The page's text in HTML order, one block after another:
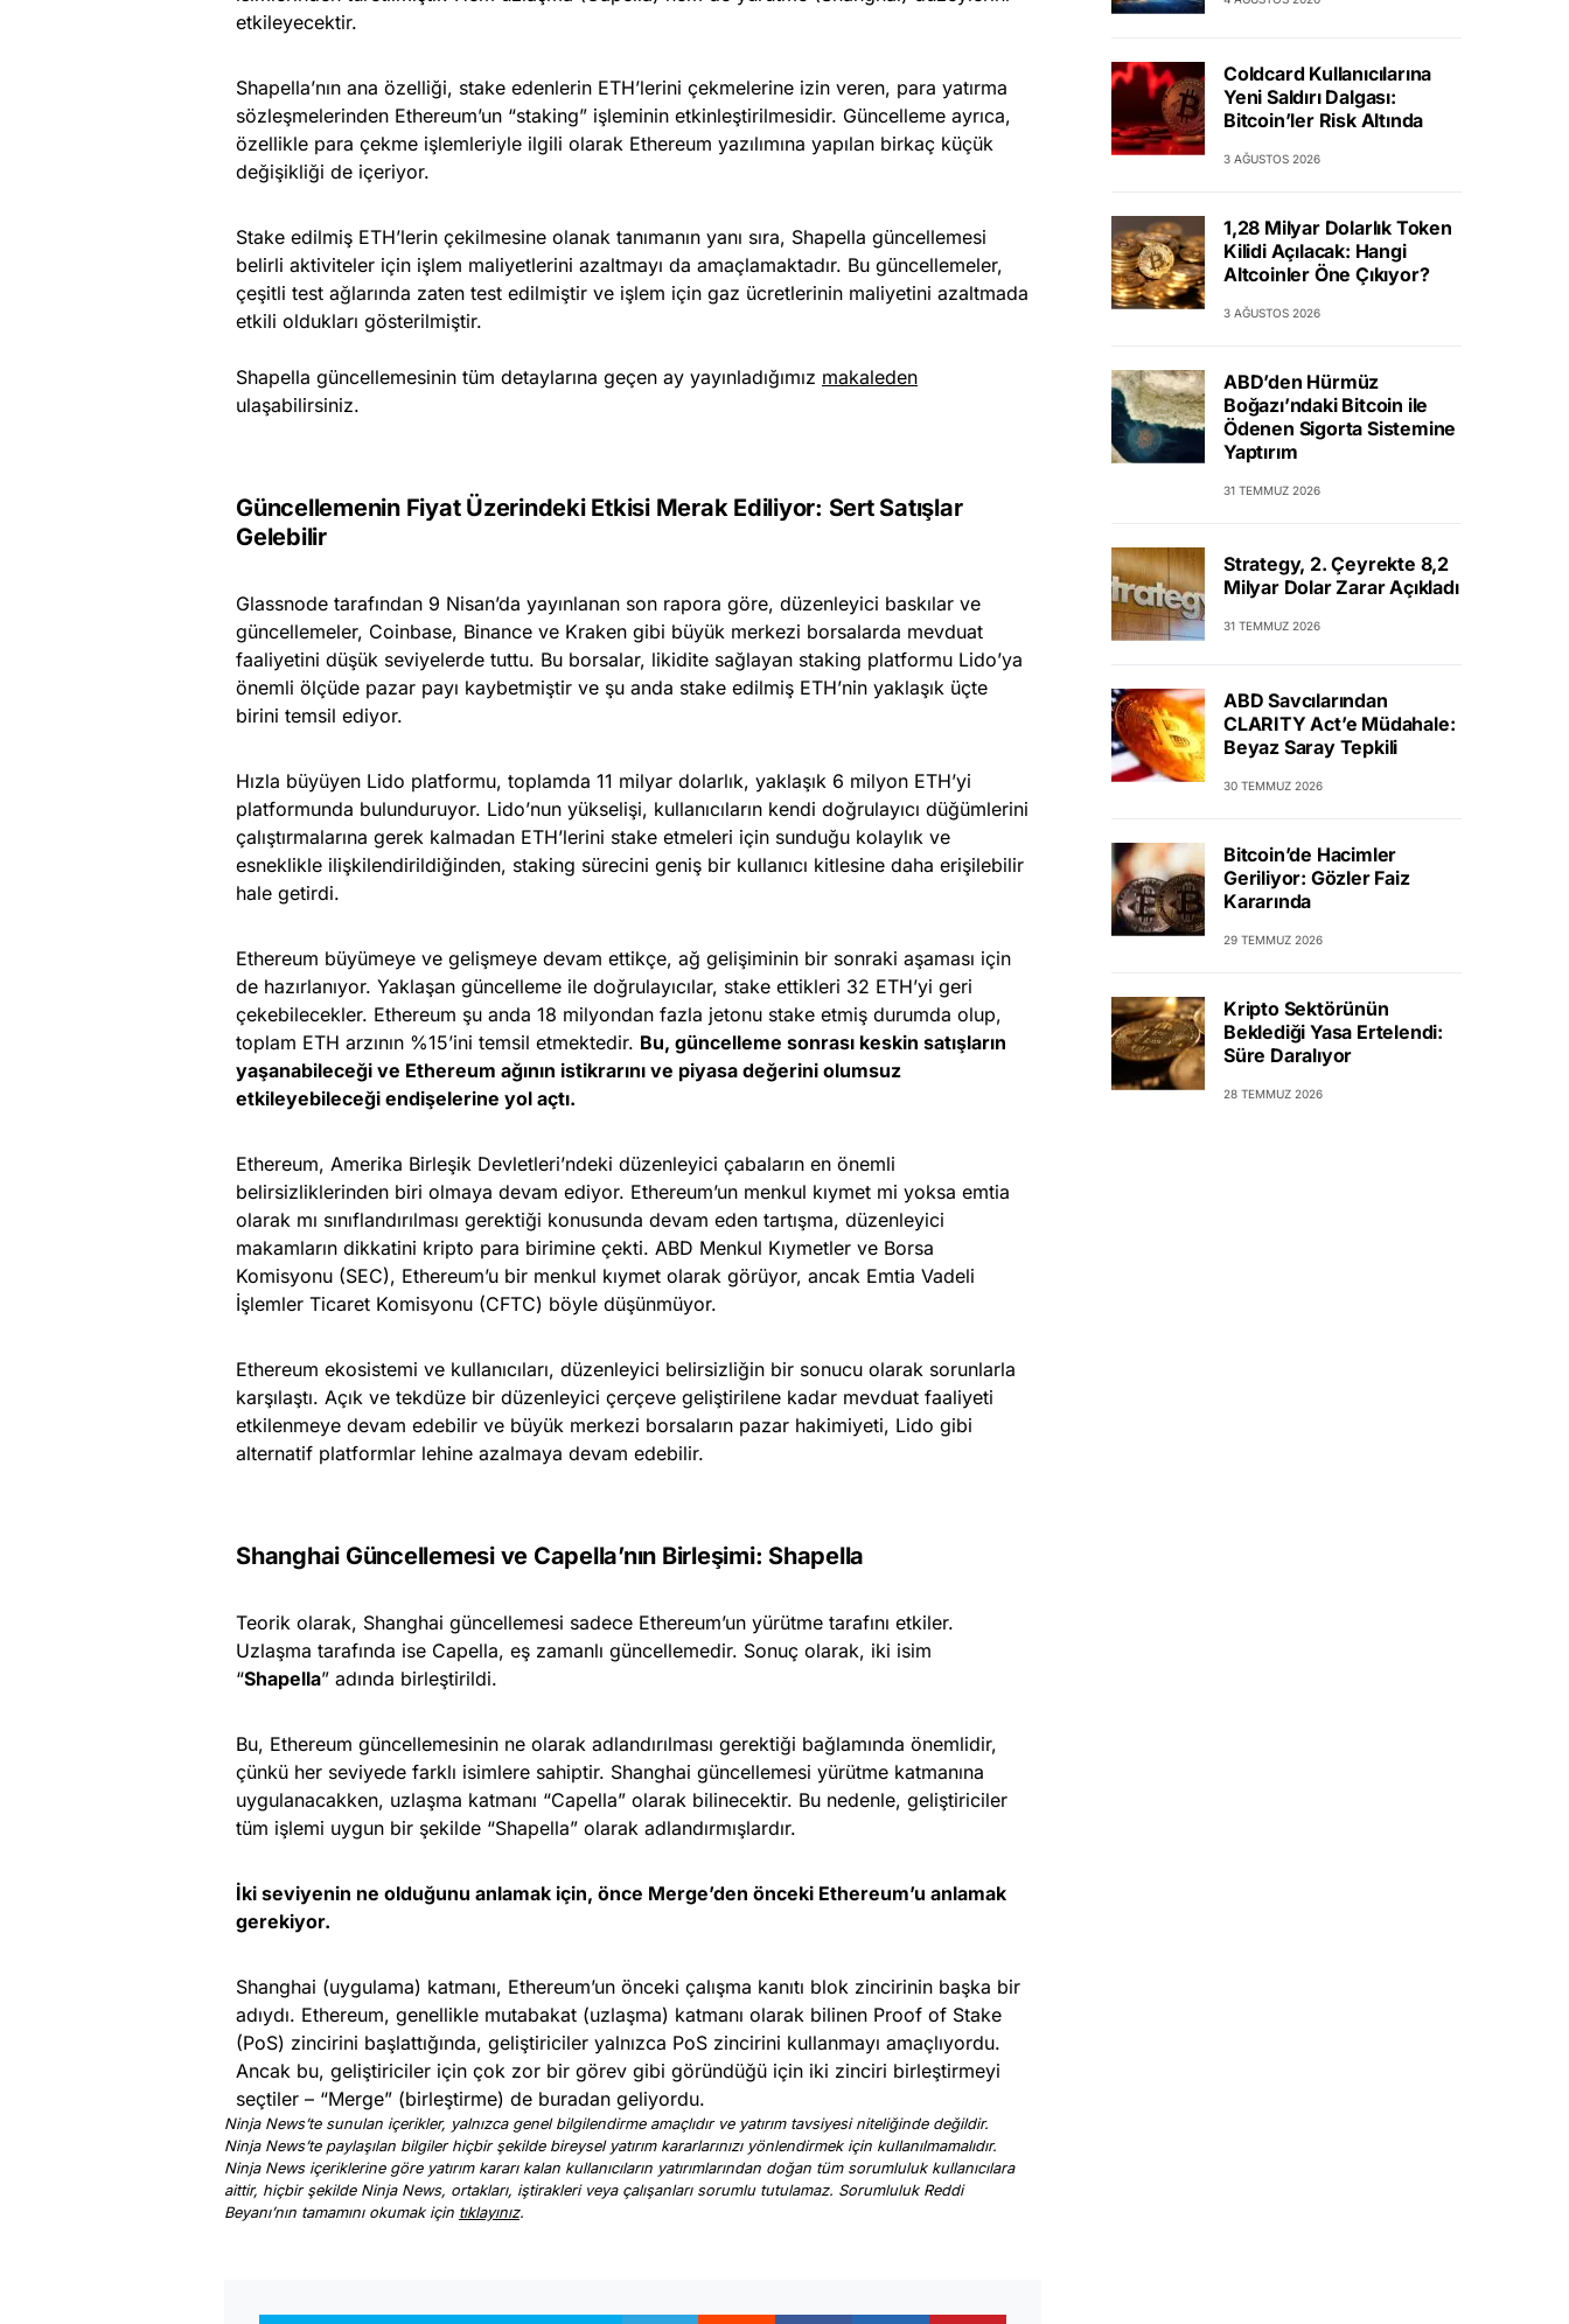
etkileyecektir.
Shapella’nın ana özelliği, stake edenlerin ETH’lerini çekmelerine izin veren, para yatırma
sözleşmelerinden Ethereum’un “staking” işleminin etkinleştirilmesidir. Güncelleme ayrıca,
özellikle para çekme işlemleriyle ilgili olarak Ethereum yazılımına yapılan birkaç küçük
değişikliği de içeriyor.
Stake edilmiş ETH’lerin çekilmesine olanak tanımanın yanı sıra, Shapella güncellemesi
belirli aktiviteler için işlem maliyetlerini azaltmayı da amaçlamaktadır. Bu güncellemeler,
çeşitli test ağlarında zaten test edilmiştir ve işlem için gaz ücretlerinin maliyetini azaltmada
etkili oldukları gösterilmiştir.
Shapella güncellemesinin tüm detaylarına geçen ay yayınladığımız makaleden
ulaşabilirsiniz.
Güncellemenin Fiyat Üzerindeki Etkisi Merak Ediliyor: Sert Satışlar
Gelebilir
Glassnode tarafından 9 Nisan’da yayınlanan son rapora göre, düzenleyici baskılar ve
güncellemeler, Coinbase, Binance ve Kraken gibi büyük merkezi borsalarda mevduat
faaliyetini düşük seviyelerde tuttu. Bu borsalar, likidite sağlayan staking platformu Lido’ya
önemli ölçüde pazar payı kaybetmiştir ve şu anda stake edilmiş ETH’nin yaklaşık üçte
birini temsil ediyor.
Hızla büyüyen Lido platformu, toplamda 11 milyar dolarlık, yaklaşık 6 milyon ETH’yi
platformunda bulunduruyor. Lido’nun yükselişi, kullanıcıların kendi doğrulayıcı düğümlerini
çalıştırmalarına gerek kalmadan ETH’lerini stake etmeleri için sunduğu kolaylık ve
esneklikle ilişkilendirildiğinden, staking sürecini geniş bir kullanıcı kitlesine daha erişilebilir
hale getirdi.
Ethereum büyümeye ve gelişmeye devam ettikçe, ağ gelişiminin bir sonraki aşaması için
de hazırlanıyor. Yaklaşan güncelleme ile doğrulayıcılar, stake ettikleri 32 ETH’yi geri
çekebilecekler. Ethereum şu anda 18 milyondan fazla jetonu stake etmiş durumda olup,
toplam ETH arzının %15’ini temsil etmektedir. Bu, güncelleme sonrası keskin satışların
yaşanabileceği ve Ethereum ağının istikrarını ve piyasa değerini olumsuz
etkileyebileceği endişelerine yol açtı.
Ethereum, Amerika Birleşik Devletleri’ndeki düzenleyici çabaların en önemli
belirsizliklerinden biri olmaya devam ediyor. Ethereum’un menkul kıymet mi yoksa emtia
olarak mı sınıflandırılması gerektiği konusunda devam eden tartışma, düzenleyici
makamların dikkatini kripto para birimine çekti. ABD Menkul Kıymetler ve Borsa
Komisyonu (SEC), Ethereum’u bir menkul kıymet olarak görüyor, ancak Emtia Vadeli
İşlemler Ticaret Komisyonu (CFTC) böyle düşünmüyor.
Ethereum ekosistemi ve kullanıcıları, düzenleyici belirsizliğin bir sonucu olarak sorunlarla
karşılaştı. Açık ve tekdüze bir düzenleyici çerçeve geliştirilene kadar mevduat faaliyeti
etkilenmeye devam edebilir ve büyük merkezi borsaların pazar hakimiyeti, Lido gibi
alternatif platformlar lehine azalmaya devam edebilir.
Shanghai Güncellemesi ve Capella’nın Birleşimi: Shapella
Teorik olarak, Shanghai güncellemesi sadece Ethereum’un yürütme tarafını etkiler.
Uzlaşma tarafında ise Capella, eş zamanlı güncellemedir. Sonuç olarak, iki isim
“Shapella” adında birleştirildi.
Bu, Ethereum güncellemesinin ne olarak adlandırılması gerektiği bağlamında önemlidir,
çünkü her seviyede farklı isimlere sahiptir. Shanghai güncellemesi yürütme katmanına
uygulanacakken, uzlaşma katmanı “Capella” olarak bilinecektir. Bu nedenle, geliştiriciler
tüm işlemi uygun bir şekilde “Shapella” olarak adlandırmışlardır.
İki seviyenin ne olduğunu anlamak için, önce Merge’den önceki Ethereum’u anlamak
gerekiyor.
Shanghai (uygulama) katmanı, Ethereum’un önceki çalışma kanıtı blok zincirinin başka bir
adıydı. Ethereum, genellikle mutabakat (uzlaşma) katmanı olarak bilinen Proof of Stake
(PoS) zincirini başlattığında, geliştiriciler yalnızca PoS zincirini kullanmayı amaçlıyordu.
Ancak bu, geliştiriciler için çok zor bir görev gibi göründüğü için iki zinciri birleştirmeyi
seçtiler – “Merge” (birleştirme) de buradan geliyordu.
Ninja News’te sunulan içerikler, yalnızca genel bilgilendirme amaçlıdır ve yatırım tavsiyesi niteliğinde değildir.
Ninja News’te paylaşılan bilgiler hiçbir şekilde bireysel yatırım kararlarınızı yönlendirmek için kullanılmamalıdır.
Ninja News içeriklerine göre yatırım kararı kalan kullanıcıların yatırımlarından doğan tüm sorumluluk kullanıcılara
aittir, hiçbir şekilde Ninja News, ortakları, iştirakleri veya çalışanları sorumlu tutulamaz. Sorumluluk Reddi
Beyanı’nın tamamını okumak için tıklayınız.
Coldcard Kullanıcılarına
Yeni Saldırı Dalgası:
Bitcoin’ler Risk Altında
3 AĞUSTOS 2026
1,28 Milyar Dolarlık Token
Kilidi Açılacak: Hangi
Altcoinler Öne Çıkıyor?
3 AĞUSTOS 2026
ABD’den Hürmüz
Boğazı’ndaki Bitcoin ile
Ödenen Sigorta Sistemine
Yaptırım
31 TEMMUZ 2026
Strategy, 2. Çeyrekte 8,2
Milyar Dolar Zarar Açıkladı
31 TEMMUZ 2026
ABD Savcılarından
CLARITY Act’e Müdahale:
Beyaz Saray Tepkili
30 TEMMUZ 2026
Bitcoin’de Hacimler
Geriliyor: Gözler Faiz
Kararında
29 TEMMUZ 2026
Kripto Sektörünün
Beklediği Yasa Ertelendi:
Süre Daralıyor
28 TEMMUZ 2026